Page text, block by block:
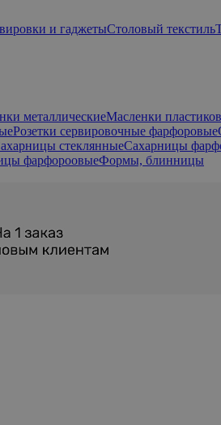
и гаджетыСтоловый текстиль
металлическиеМасленки
Розетки сервировочные фарфоровые
стеклянныеСахарницы
фарфороовыеФормы, блинницы